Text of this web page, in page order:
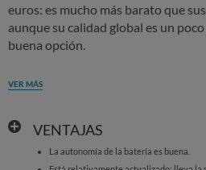
euros: es mucho más barato que
aunque su calidad global es un
buena opción.
VER MÁS
VENTAJAS
La autonomía de la batería es buena.